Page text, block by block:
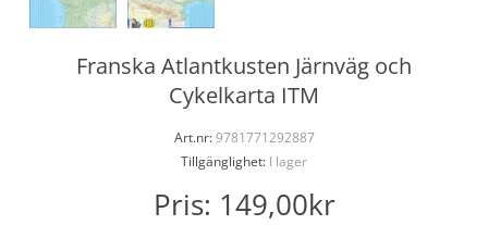
Franska Atlantkusten Järnväg och
Cykelkarta ITM
Art.nr:9781771292887
Tillgänglighet: I lager
Pris: 149,00kr